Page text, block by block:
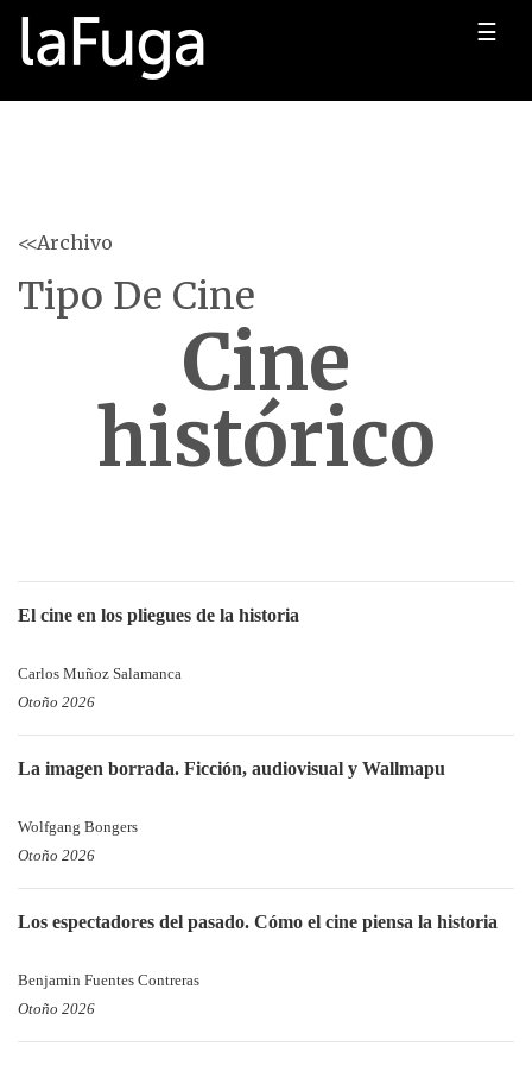
☰
<<Archivo
Tipo De Cine
Cine
histórico
El cine en los pliegues de la historia
Carlos Muñoz Salamanca
Otoño 2026
La imagen borrada. Ficción, audiovisual y Wallmapu
Wolfgang Bongers
Otoño 2026
Los espectadores del pasado. Cómo el cine piensa la historia
Benjamin Fuentes Contreras
Otoño 2026